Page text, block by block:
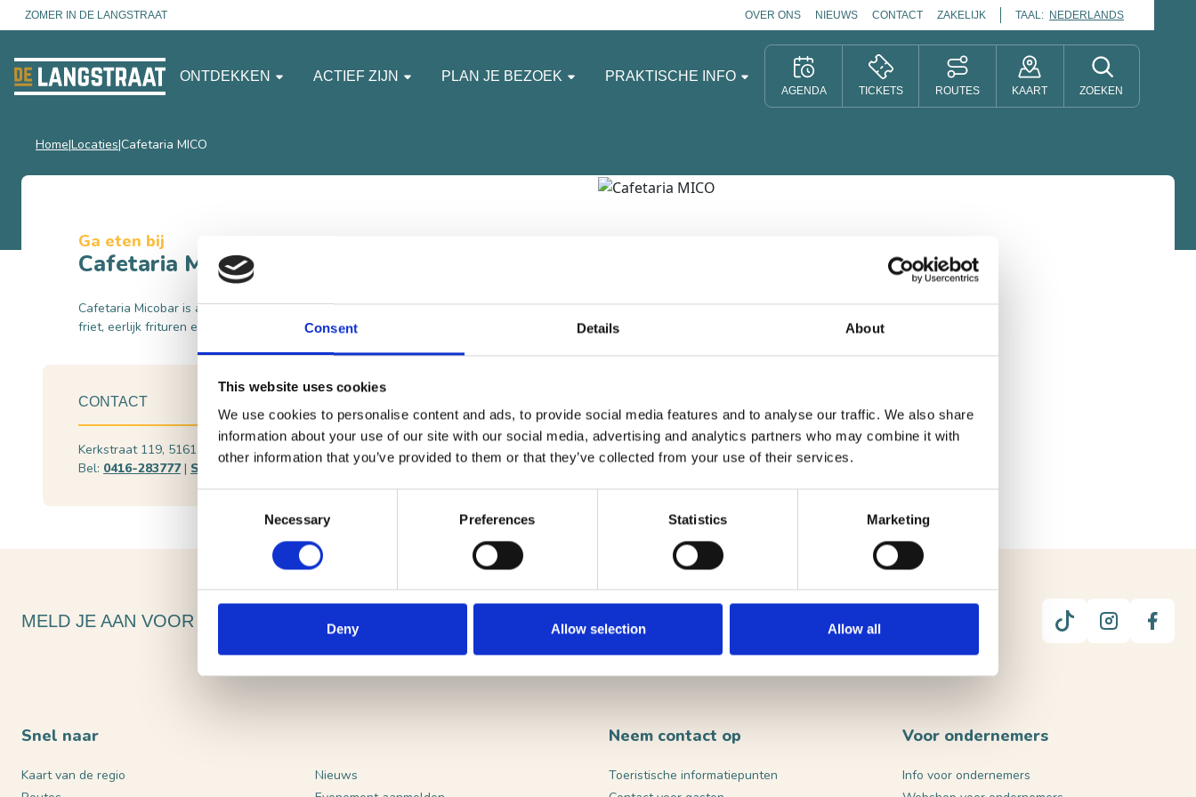
Consent Details About
This website uses cookies
We use cookies to personalise content and ads, to provide social media features and to analyse our traffic. We also share
information about your use of our site with our social media, advertising and analytics partners who may combine it with
other information that you’ve provided to them or that they’ve collected from your use of their services.
Necessary Preferences Statistics Marketing
Deny Allow selection Allow all
ZOMER IN DE LANGSTRAAT OVER ONS NIEUWS CONTACT ZAKELIJK TAAL: NEDERLANDS
ONTDEKKEN ACTIEF ZIJN PLAN JE BEZOEK PRAKTISCHE INFO
AGENDA TICKETS ROUTES KAART ZOEKEN
Home Locaties Cafetaria MICO
Ga eten bij
Cafetaria MICO
Cafetaria Micobar is al 45 jaar gevestigd in Sprang-Capelle en staat voor verse
friet, eerlijk frituren en huisgemaakte snacks en sauzen.
CONTACT
Kerkstraat 119, 5161 EC Sprang-Capelle
Bel: 0416-283777| Stuur een e-mail
Plan je route
Bekijk website
MELD JE AAN VOOR ONZE NIEUWSBRIEF
Snel naar
Kaart van de regio
Nieuws
Neem contact op
Toeristische informatiepunten
Voor ondernemers
Info voor ondernemers